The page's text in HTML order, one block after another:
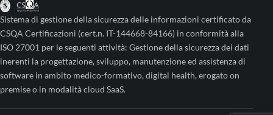
Sistema di gestione della sicurezza delle informazioni certificato da
CSQA Certificazioni (cert.n. IT-144668-84166) in conformità alla
ISO 27001 per le seguenti attività: Gestione della sicurezza dei dati
inerenti la progettazione, sviluppo, manutenzione ed assistenza di
software in ambito medico-formativo, digital health, erogato on
premise o in modalità cloud SaaS.